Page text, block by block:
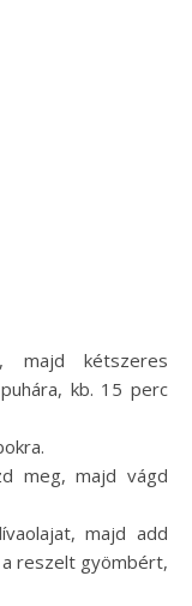
majd kétszeres
kb. 15 perc
meg, majd vágd
majd add
reszelt gyömbért,